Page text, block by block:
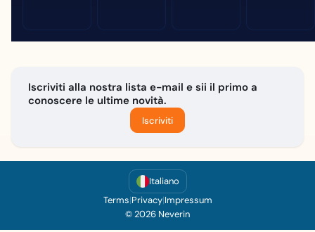
Iscriviti alla nostra lista e-mail e sii il primo a
conoscere le ultime novità.
Iscriviti
Italiano
Terms|Privacy|Impressum
© 2026 Neverin